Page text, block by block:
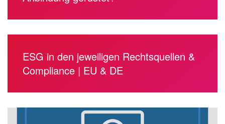
ESG in den jeweiligen Rechtsquellen &
Compliance | EU & DE